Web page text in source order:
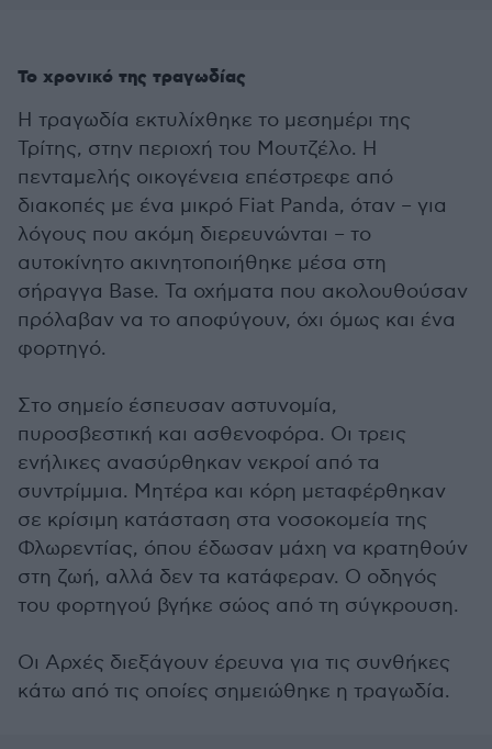
Το χρονικό της τραγωδίας
Η τραγωδία εκτυλίχθηκε το μεσημέρι της
Τρίτης, στην περιοχή του Μουτζέλο. Η
πενταμελής οικογένεια επέστρεφε από
διακοπές με ένα μικρό Fiat Panda, όταν – για
λόγους που ακόμη διερευνώνται – το
αυτοκίνητο ακινητοποιήθηκε μέσα στη
σήραγγα Base. Τα οχήματα που ακολουθούσαν
πρόλαβαν να τo αποφύγουν, όχι όμως και ένα
φορτηγό.
Στο σημείο έσπευσαν αστυνομία,
πυροσβεστική και ασθενοφόρα. Οι τρεις
ενήλικες ανασύρθηκαν νεκροί από τα
συντρίμμια. Μητέρα και κόρη μεταφέρθηκαν
σε κρίσιμη κατάσταση στα νοσοκομεία της
Φλωρεντίας, όπου έδωσαν μάχη να κρατηθούν
στη ζωή, αλλά δεν τα κατάφεραν. Ο οδηγός
του φορτηγού βγήκε σώος από τη σύγκρουση.
Οι Αρχές διεξάγουν έρευνα για τις συνθήκες
κάτω από τις οποίες σημειώθηκε η τραγωδία.